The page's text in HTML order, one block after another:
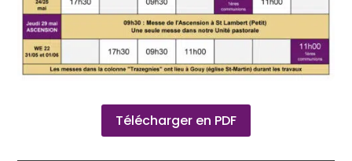
Télécharger en PDF